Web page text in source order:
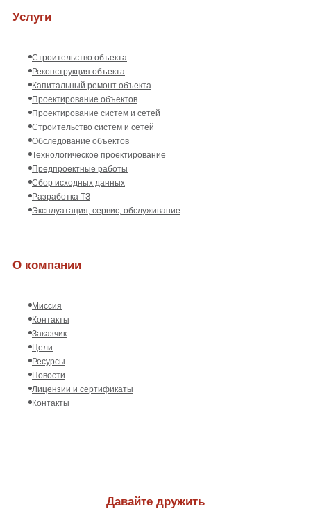
Услуги
Строительство объекта
Реконструкция объекта
Капитальный ремонт объекта
Проектирование объектов
Проектирование систем и сетей
Строительство систем и сетей
Обследование объектов
Технологическое проектирование
Предпроектные работы
Сбор исходных данных
Разработка ТЗ
Эксплуатация, сервис, обслуживание
О компании
Миссия
Контакты
Заказчик
Цели
Ресурсы
Новости
Лицензии и сертификаты
Контакты
Давайте дружить